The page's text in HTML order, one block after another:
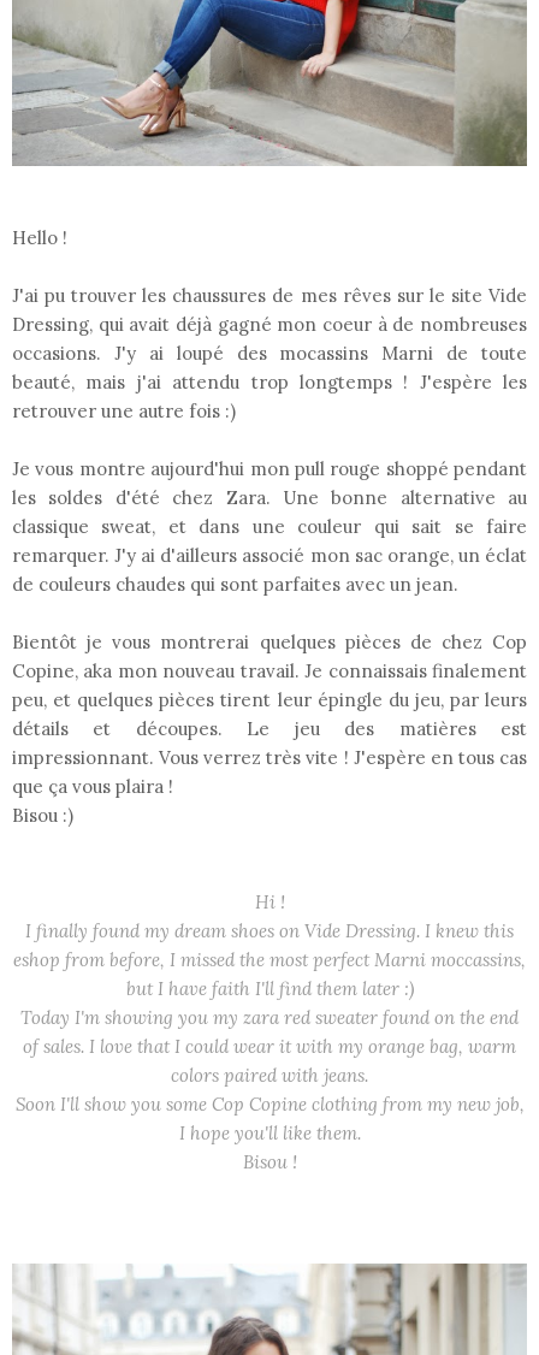
Hello !
J'ai pu trouver les chaussures de mes rêves sur le site Vide
Dressing, qui avait déjà gagné mon coeur à de nombreuses
occasions. J'y ai loupé des mocassins Marni de toute
beauté, mais j'ai attendu trop longtemps ! J'espère les
retrouver une autre fois :)
Je vous montre aujourd'hui mon pull rouge shoppé pendant
les soldes d'été chez Zara. Une bonne alternative au
classique sweat, et dans une couleur qui sait se faire
remarquer. J'y ai d'ailleurs associé mon sac orange, un éclat
de couleurs chaudes qui sont parfaites avec un jean.
Bientôt je vous montrerai quelques pièces de chez Cop
Copine, aka mon nouveau travail. Je connaissais finalement
peu, et quelques pièces tirent leur épingle du jeu, par leurs
détails et découpes. Le jeu des matières est
impressionnant. Vous verrez très vite ! J'espère en tous cas
que ça vous plaira !
Bisou :)
Hi !
I finally found my dream shoes on Vide Dressing. I knew this
eshop from before, I missed the most perfect Marni moccassins,
but I have faith I'll find them later :)
Today I'm showing you my zara red sweater found on the end
of sales. I love that I could wear it with my orange bag, warm
colors paired with jeans.
Soon I'll show you some Cop Copine clothing from my new job,
I hope you'll like them.
Bisou !